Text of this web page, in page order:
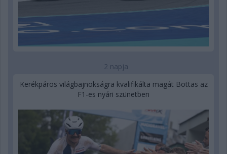
2 napja
Kerékpáros világbajnokságra kvalifikálta magát Bottas az
F1-es nyári szünetben